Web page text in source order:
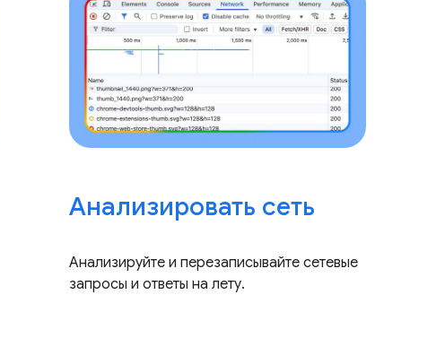
Анализировать сеть
Анализируйте и перезаписывайте сетевые
запросы и ответы на лету.